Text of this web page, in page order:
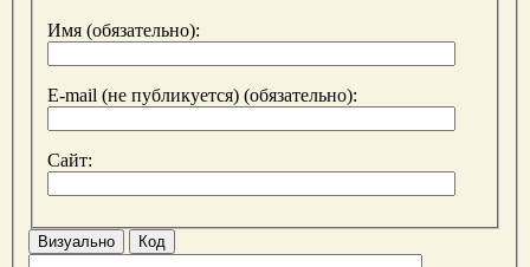
Имя (обязательно):
E-mail (не публикуется) (обязательно):
Сайт:
Визуально Код